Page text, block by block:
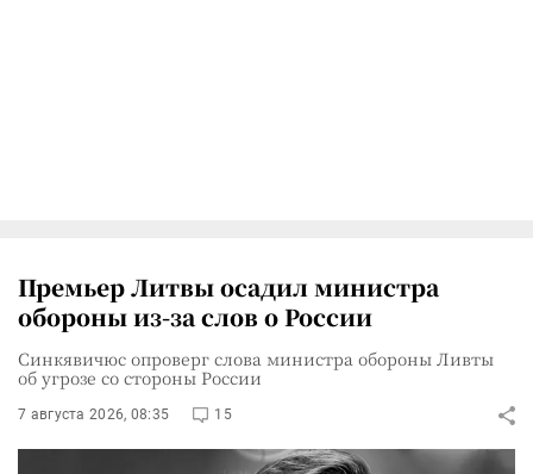
Премьер Литвы осадил министра
обороны из-за слов о России
Синкявичюс опроверг слова министра обороны Ливты
об угрозе со стороны России
7 августа 2026, 08:35 15